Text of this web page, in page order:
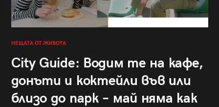
НЕЩАТА ОТ ЖИВОТА
City Guide: Водим те на кафе,
донъти и коктейли във или
близо до парк – май няма как